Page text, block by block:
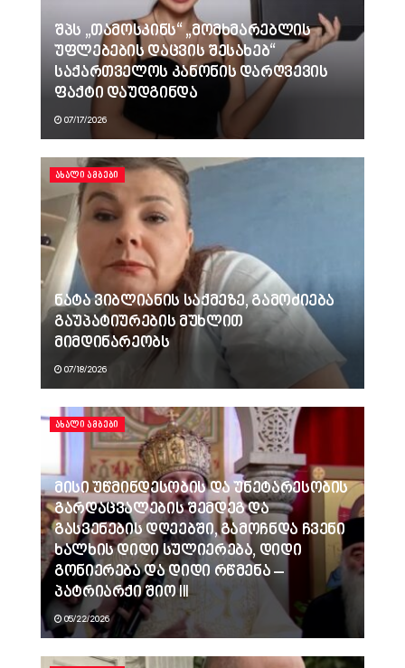
შპს „თამოსკინს“ „მომხმარებლის
უფლებების დაცვის შესახებ“
საქართველოს კანონის დარღვევის
ფაქტი დაუდგინდა
07/17/2026
ᲐᲮᲐᲚᲘ ᲐᲛᲑᲔᲑᲘ
ნატა ვიბლიანის საქმეზე, გამოძიება
გაუპატიურების მუხლით
მიმდინარეობს
07/18/2026
ᲐᲮᲐᲚᲘ ᲐᲛᲑᲔᲑᲘ
მისი უწმინდესობის და უნეტარესობის
გარდაცვალების შემდეგ და
გასვენების დღეებში, გამოჩნდა ჩვენი
ხალხის დიდი სულიერება, დიდი
გონიერება და დიდი რწმენა –
პატრიარქი შიო III
05/22/2026